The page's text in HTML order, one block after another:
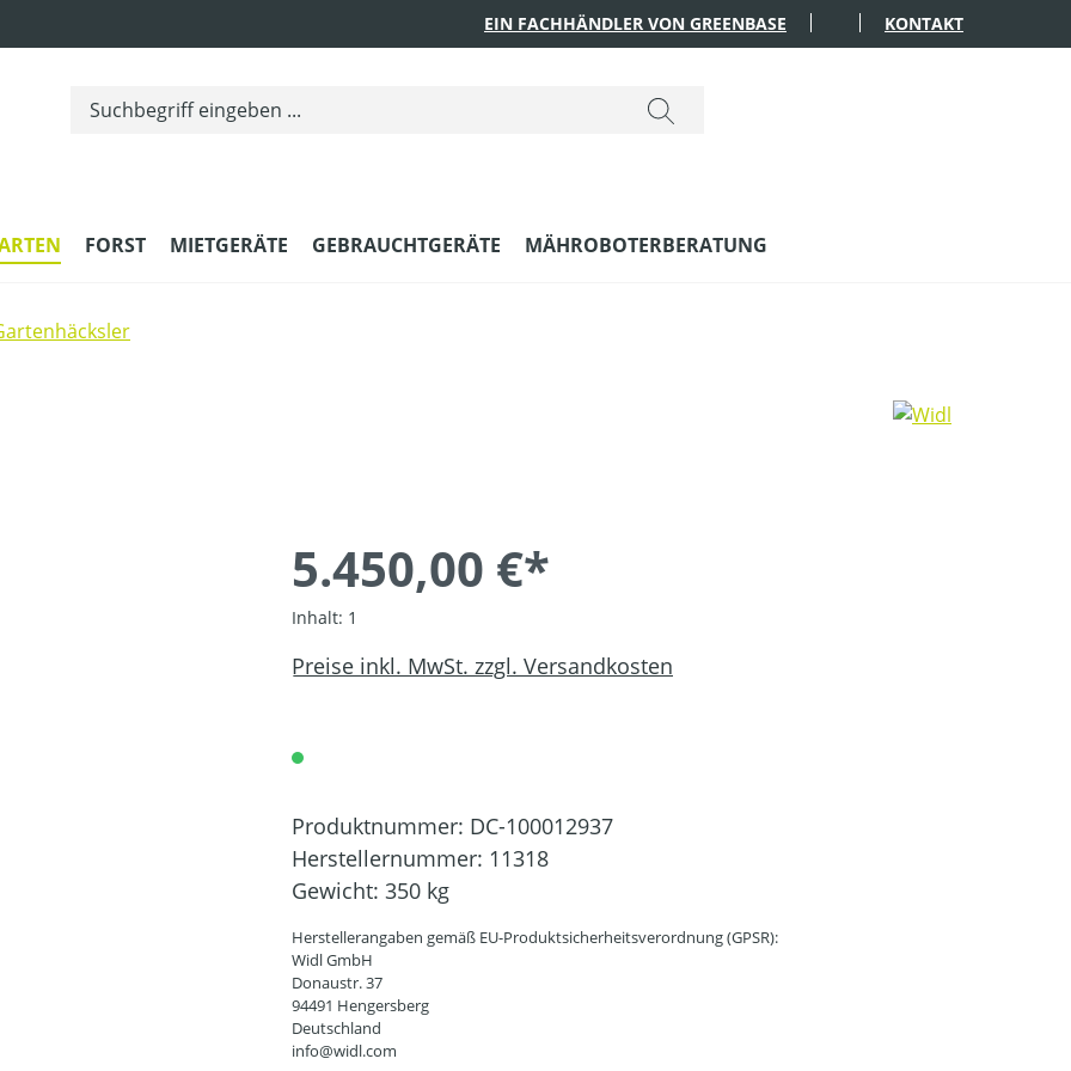
EIN FACHHÄNDLER VON GREENBASE KONTAKT
FORST MIETGERÄTE GEBRAUCHTGERÄTE MÄHROBOTERBERATUNG
5.450,00 €*
Inhalt: 1
Preise inkl. MwSt. zzgl. Versandkosten
Produktnummer: DC-100012937
Herstellernummer: 11318
Gewicht: 350 kg
Herstellerangaben gemäß EU-Produktsicherheitsverordnung (GPSR):
Widl GmbH
Donaustr. 37
94491 Hengersberg
Deutschland
info@widl.com